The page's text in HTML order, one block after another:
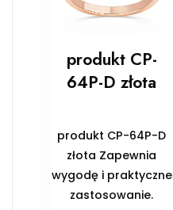
produkt CP-
64P-D złota
produkt CP-64P-D
złota Zapewnia
wygodę i praktyczne
zastosowanie.